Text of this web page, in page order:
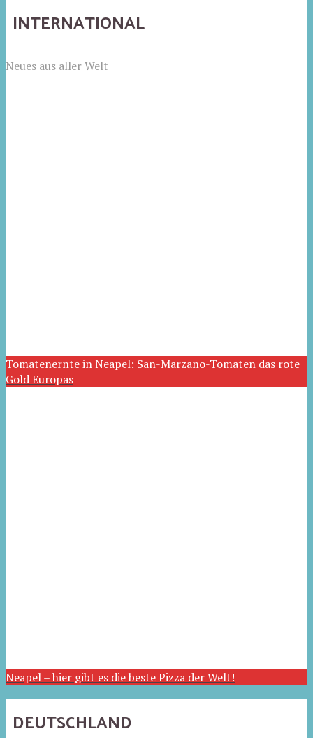
INTERNATIONAL
Neues aus aller Welt
Tomatenernte in Neapel: San-Marzano-Tomaten das rote
Gold Europas
Neapel – hier gibt es die beste Pizza der Welt!
DEUTSCHLAND